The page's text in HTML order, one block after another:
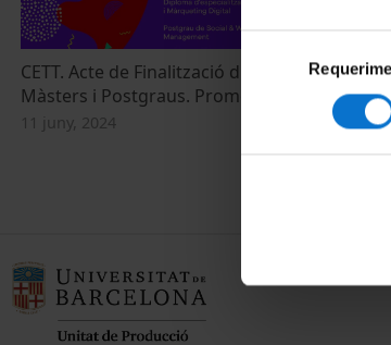
consentiment
CETT. Acte de Finalització d'Estudis.
Màsters i Postgraus. Promoció 2023-2024
11 juny, 2024